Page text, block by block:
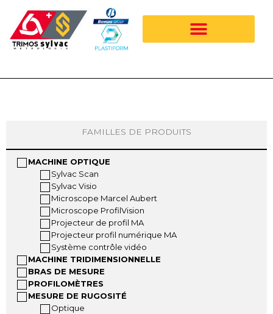
contenu
FAMILLES DE PRODUITS
MACHINE OPTIQUE
Sylvac Scan
Sylvac Visio
Microscope Marcel Aubert
Microscope ProfilVision
Projecteur de profil MA
Projecteur profil numérique MA
Système contrôle vidéo
MACHINE TRIDIMENSIONNELLE
BRAS DE MESURE
PROFILOMÈTRES
MESURE DE RUGOSITÉ
Optique